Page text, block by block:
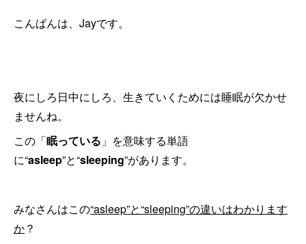
こんばんは、Jayです。
夜にしろ日中にしろ、生きていくためには睡眠が欠かせ
ませんね。
この「眠っている 」を意味する単語
に“asleep”と“sleeping”があります。
みなさんはこの“asleep”と“sleeping”の違いはわかります
か？